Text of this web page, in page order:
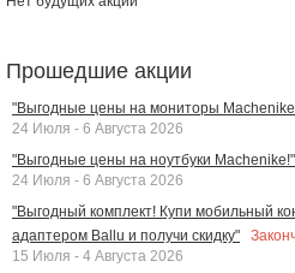
Прошедшие акции
"Выгодные цены на мониторы
24 Июля - 6 Августа 2026
"Выгодные цены на ноутбуки Machenike!"
24 Июля - 6 Августа 2026
"Выгодный комплект! Купи мобильный
адаптером Ballu и получи скидку"
15 Июля - 4 Августа 2026